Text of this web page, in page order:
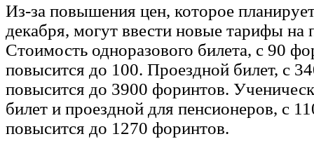
Из-за повышения цен, которое
декабря, могут ввести новые тарифы на
Стоимость одноразового билета, с 90
повысится до 100. Проездной билет, с
повысится до 3900 форинтов.
билет и проездной для пенсионеров, с
повысится до 1270 форинтов.